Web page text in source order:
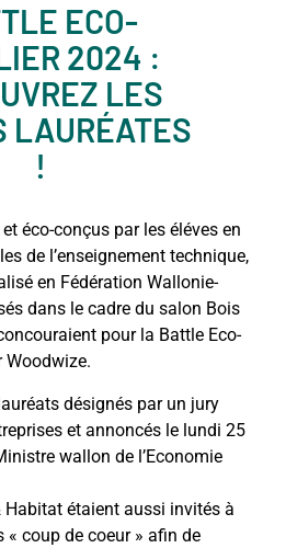
ECO-
2024 :
LES
LAURÉATES
!
éco-conçus par les éléves en
de l’enseignement technique,
en Fédération Wallonie-
dans le cadre du salon Bois
pour la Battle Eco-
Woodwize.
désignés par un jury
et annoncés le lundi 25
wallon de l’Economie
Habitat étaient aussi invités à
« coup de coeur » afin de